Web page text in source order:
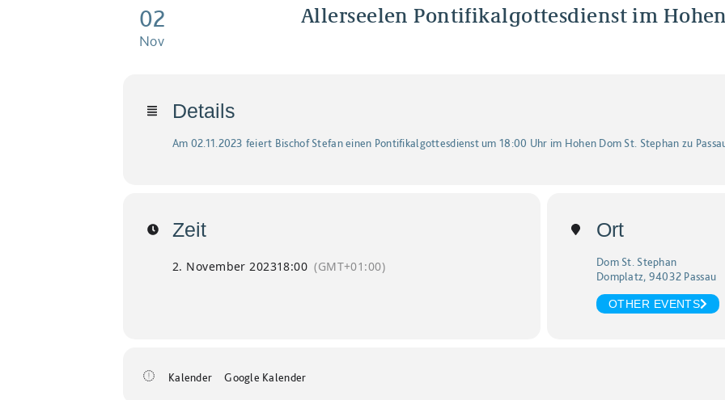
02
Nov
Allerseelen Pontifikalgottesdienst im
Details
Am 02.11.2023 feiert Bischof Stefan einen Pontifikalgottesdienst um 18:00 Uhr im Hohen Dom St. Stephan zu
Zeit
2. November 202318:00 (GMT+01:00)
Ort
Dom St. Stephan
Domplatz, 94032 Passau
OTHER EVENTS
Kalender Google Kalender